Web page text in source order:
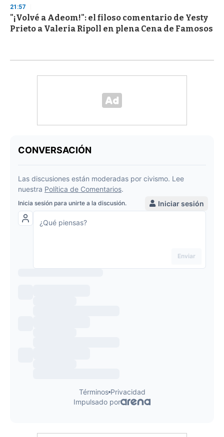
21:57
"¡Volvé a Adeom!": el filoso comentario de Yesty
Prieto a Valeria Ripoll en plena Cena de Famosos